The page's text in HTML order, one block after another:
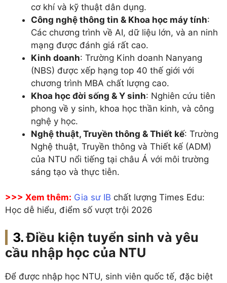
cơ khí và kỹ thuật dân dụng.
Công nghệ thông tin & Khoa học máy tính:
Các chương trình về AI, dữ liệu lớn, và an ninh
mạng được đánh giá rất cao.
Kinh doanh: Trường Kinh doanh Nanyang
(NBS) được xếp hạng top 40 thế giới với
chương trình MBA chất lượng cao.
Khoa học đời sống & Y sinh: Nghiên cứu tiên
phong về y sinh, khoa học thần kinh, và công
nghệ y học.
Nghệ thuật, Truyền thông & Thiết kế: Trường
Nghệ thuật, Truyền thông và Thiết kế (ADM)
của NTU nổi tiếng tại châu Á với môi trường
sáng tạo và thực tiễn.
>>> Xem thêm: Gia sư IB chất lượng Times Edu:
Học dễ hiểu, điểm số vượt trội 2026
Điều kiện tuyển sinh và yêu
cầu nhập học của NTU
Để được nhập học NTU, sinh viên quốc tế, đặc biệt